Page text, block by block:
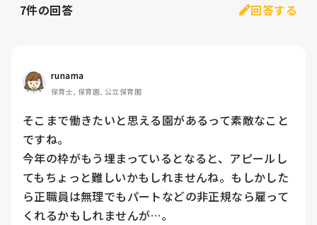
7件の回答 回答する
runama
保育士, 保育園, 公立保育園
そこまで働きたいと思える園があるって素敵なこと
ですね。
今年の枠がもう埋まっているとなると、アピールし
てもちょっと難しいかもしれませんね。もしかした
ら正職員は無理でもパートなどの非正規なら雇って
くれるかもしれませんが…。